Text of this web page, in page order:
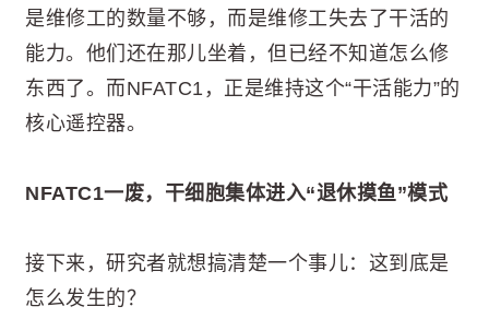
是维修工的数量不够，而是维修工失去了干活的
能力。他们还在那儿坐着，但已经不知道怎么修
东西了。而NFATC1，正是维持这个“干活能力”的
核心遥控器。
NFATC1一废，干细胞集体进入“退休摸鱼”模式
接下来，研究者就想搞清楚一个事儿：这到底是
怎么发生的？